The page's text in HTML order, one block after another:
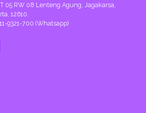
05 RW 08 Lenteng Agung, Jagakarsa,
12610.
9321-700 (Whatsapp)